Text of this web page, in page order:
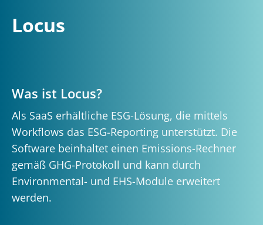
Locus
Was ist Locus?
Als SaaS erhältliche ESG-Lösung, die mittels
Workflows das ESG-Reporting unterstützt. Die
Software beinhaltet einen Emissions-Rechner
gemäß GHG-Protokoll und kann durch
Environmental- und EHS-Module erweitert
werden.